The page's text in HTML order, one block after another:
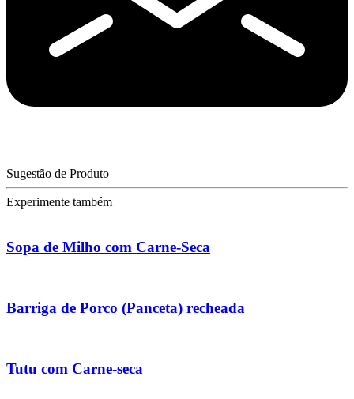
Sugestão de Produto
Experimente também
Sopa de Milho com Carne-Seca
Barriga de Porco (Panceta) recheada
Tutu com Carne-seca